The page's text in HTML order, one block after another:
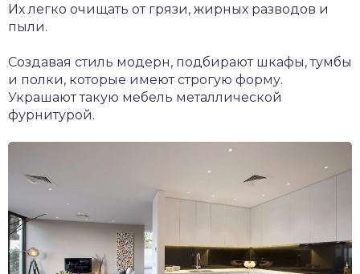
Их легко очищать от грязи, жирных разводов и
пыли.
Создавая стиль модерн, подбирают шкафы, тумбы
и полки, которые имеют строгую форму.
Украшают такую мебель металлической
фурнитурой.